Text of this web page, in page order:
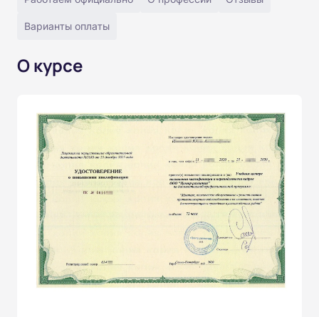
Варианты оплаты
О курсе